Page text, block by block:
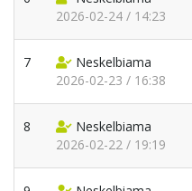
2026-02-24 / 14:23
7
Neskelbiama
2026-02-23 / 16:38
8
Neskelbiama
2026-02-22 / 19:19